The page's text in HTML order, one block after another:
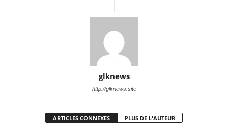
glknews
http://glknews.site
ARTICLES CONNEXES PLUS DE L'AUTEUR